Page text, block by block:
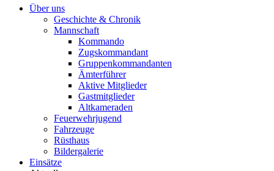
Über uns
Geschichte & Chronik
Mannschaft
Kommando
Zugskommandant
Gruppenkommandanten
Ämterführer
Aktive Mitglieder
Gastmitglieder
Altkameraden
Feuerwehrjugend
Fahrzeuge
Rüsthaus
Bildergalerie
Einsätze